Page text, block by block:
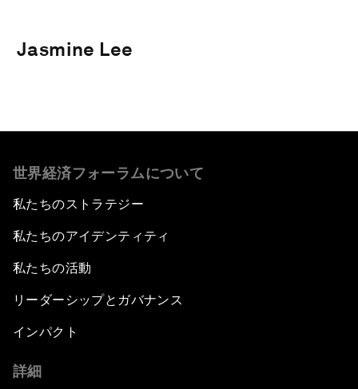
Jasmine Lee
世界経済フォーラムについて
私たちのストラテジー
私たちのアイデンティティ
私たちの活動
リーダーシップとガバナンス
インパクト
詳細